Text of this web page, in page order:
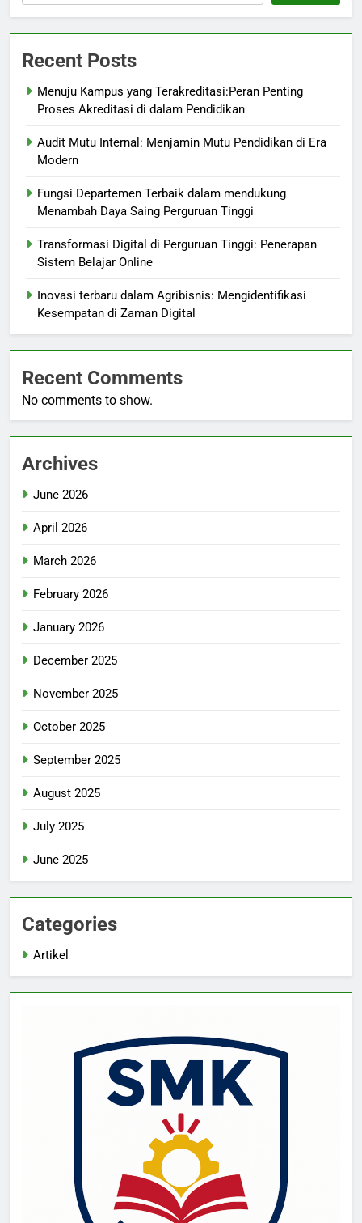
Recent Posts
Menuju Kampus yang Terakreditasi:Peran Penting
Proses Akreditasi di dalam Pendidikan
Audit Mutu Internal: Menjamin Mutu Pendidikan di Era
Modern
Fungsi Departemen Terbaik dalam mendukung
Menambah Daya Saing Perguruan Tinggi
Transformasi Digital di Perguruan Tinggi: Penerapan
Sistem Belajar Online
Inovasi terbaru dalam Agribisnis: Mengidentifikasi
Kesempatan di Zaman Digital
Recent Comments
No comments to show.
Archives
June 2026
April 2026
March 2026
February 2026
January 2026
December 2025
November 2025
October 2025
September 2025
August 2025
July 2025
June 2025
Categories
Artikel